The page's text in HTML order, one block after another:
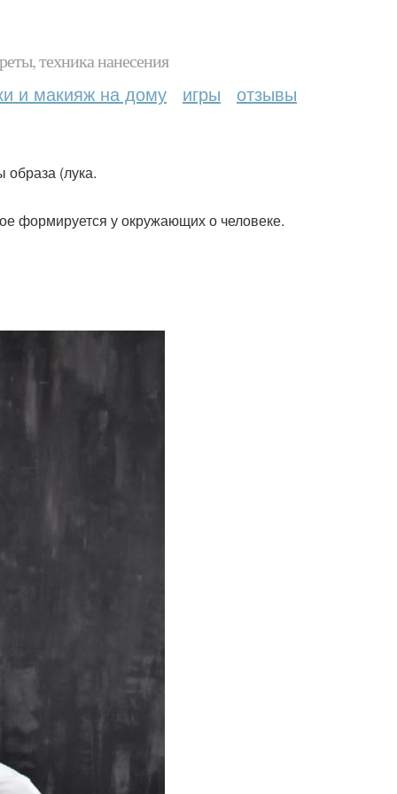
техника нанесения
и макияж на дому игры отзывы
образа (лука.
формируется у окружающих о человеке.